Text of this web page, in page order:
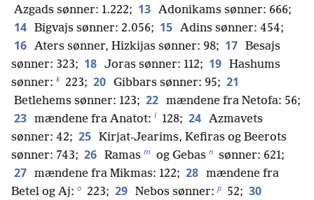
Azgads sønner: 1.222; 13 Adonikams sønner: 666;
14 Bigvajs sønner: 2.056; 15 Adins sønner: 454;
16 Aters sønner, Hizkijas sønner: 98; 17 Besajs
sønner: 323; 18 Joras sønner: 112; 19 Hashums
sønner: k 223; 20 Gibbars sønner: 95; 21
Betlehems sønner: 123; 22 mændene fra Netofa: 56;
23 mændene fra Anatot: l 128; 24 Azmavets
sønner: 42; 25 Kirjat-Jearims, Kefiras og Beerots
sønner: 743; 26 Ramas m og Gebas n sønner: 621;
27 mændene fra Mikmas: 122; 28 mændene fra
Betel og Aj: o 223; 29 Nebos sønner: p 52; 30